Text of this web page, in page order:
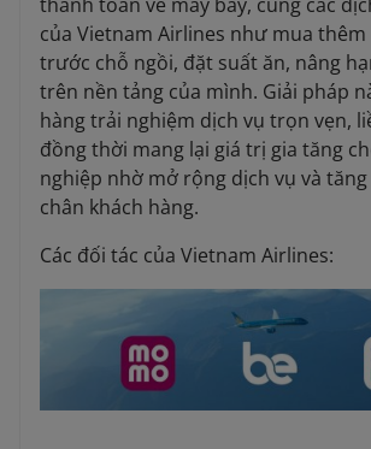
của Vietnam Airlines như mua
trước chỗ ngồi, đặt suất ăn, nâng
trên nền tảng của mình. Giải pháp
hàng trải nghiệm dịch vụ trọn vẹn,
đồng thời mang lại giá trị gia tăng
nghiệp nhờ mở rộng dịch vụ và
chân khách hàng.
Các đối tác của Vietnam Airlines: